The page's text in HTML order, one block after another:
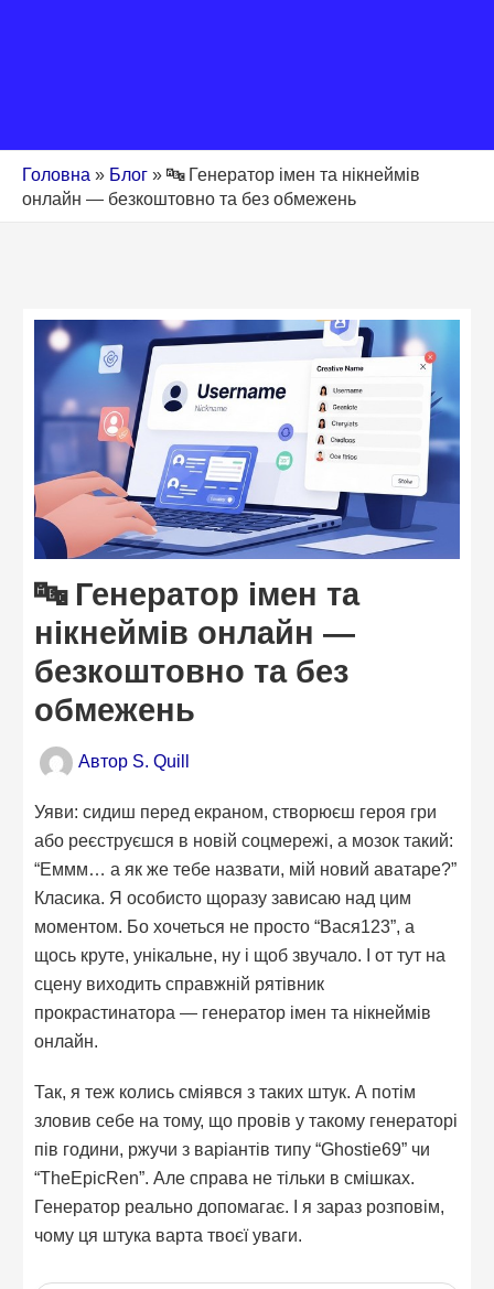
Головна » Блог » 🔤 Генератор імен та нікнеймів
онлайн — безкоштовно та без обмежень
🔤 Генератор імен та
нікнеймів онлайн —
безкоштовно та без
обмежень
Автор S. Quill
Уяви: сидиш перед екраном, створюєш героя гри
або реєструєшся в новій соцмережі, а мозок такий:
“Еммм… а як же тебе назвати, мій новий аватаре?”
Класика. Я особисто щоразу зависаю над цим
моментом. Бо хочеться не просто “Вася123”, а
щось круте, унікальне, ну і щоб звучало. І от тут на
сцену виходить справжній рятівник
прокрастинатора — генератор імен та нікнеймів
онлайн.
Так, я теж колись сміявся з таких штук. А потім
зловив себе на тому, що провів у такому генераторі
пів години, ржучи з варіантів типу “Ghostie69” чи
“TheEpicRen”. Але справа не тільки в смішках.
Генератор реально допомагає. І я зараз розповім,
чому ця штука варта твоєї уваги.